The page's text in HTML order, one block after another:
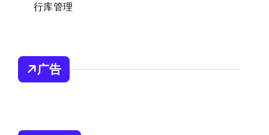
行库管理
广告